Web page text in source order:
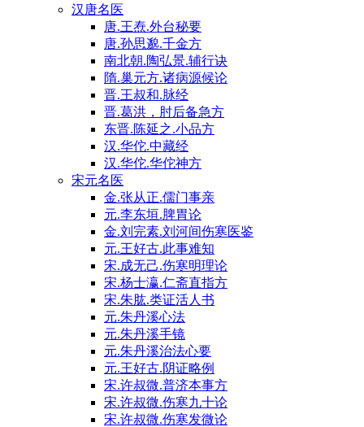
汉唐名医
唐.王焘.外台秘要
唐.孙思邈.千金方
南北朝.陶弘景.辅行诀
隋.巢元方.诸病源候论
晋.王叔和.脉经
晋.葛洪，肘后备急方
东晋.陈延之.小品方
汉.华佗.中藏经
汉.华佗.华佗神方
宋元名医
金.张从正.儒门事亲
元.李东垣.脾胃论
金.刘完素.刘河间伤寒医鉴
元.王好古.此事难知
宋.成无己.伤寒明理论
宋.杨士瀛.仁斋直指方
宋.朱肱.类证活人书
元.朱丹溪心法
元.朱丹溪手镜
元.朱丹溪治法心要
元.王好古.阴证略例
宋.许叔微.普济本事方
宋.许叔微.伤寒九十论
宋.许叔微.伤寒发微论